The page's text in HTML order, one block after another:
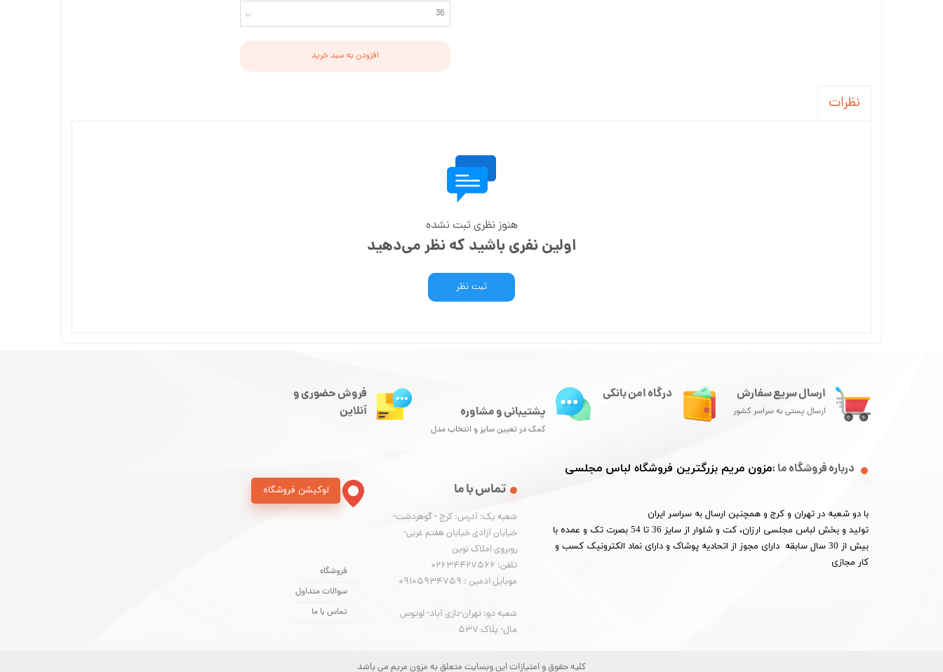
36
افزودن به سبد خرید
نظرات
هنوز نظری ثبت نشده
اولین نفری باشید که نظر می‌دهید
ثبت نظر
کلیه حقوق و امتیازات این وبسایت متعلق به مزون مریم می باشد
ارسال سریع سفارش
ارسال پستی به سراسر کشور
درباره فروشگاه ما :مزون مریم بزرگترین فروشگاه لباس مجلسی
با دو شعبه در تهران و کرج و همچنین ارسال به سراسر ایران
تولید و بخش لباس مجلسی ارزان، کت و شلوار از سایز 36 تا 54 بصرت تک و عمده با
بیش از 30 سال سابقه دارای مجوز از اتحادیه پوشاک و دارای نماد الکترونیک کسب و
کار مجازی
فروشگاه
سوالات متداول
تماس با ما
تماس با ما
شعبه یک: آدرس: کرج - گوهردشت-
خیابان آزادی خیابان هفتم غربی-
روبروی املاک نوین
​​​​​​​تلفن: 02634427566
موبایل ادمین : 09105934759
شعبه دو: تهران-نازی آباد- لوتوس
مال- پلاک 537
درگاه امن بانکی
پشتیبانی و مشاوره
کمک در تعیین سایز و انتخاب مدل
فروش حضوری و
آنلاین
لوکیشن فروشگاه